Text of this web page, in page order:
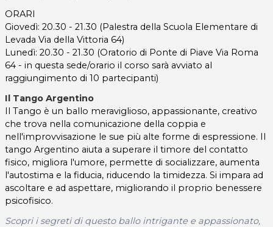
ORARI
Giovedì: 20.30 - 21.30 (Palestra della Scuola Elementare di
Levada Via della Vittoria 64)
Lunedì: 20.30 - 21.30 (Oratorio di Ponte di Piave Via Roma
64 - in questa sede/orario il corso sarà avviato al
raggiungimento di 10 partecipanti)
Il Tango Argentino
Il Tango è un ballo meraviglioso, appassionante, creativo
che trova nella comunicazione della coppia e
nell'improvvisazione le sue più alte forme di espressione. Il
tango Argentino aiuta a superare il timore del contatto
fisico, migliora l'umore, permette di socializzare, aumenta
l'autostima e la fiducia, riducendo la timidezza. Si impara ad
ascoltare e ad aspettare, migliorando il proprio benessere
psicofisico.
Scopri i segreti di questo ballo intrigante e appassionato,